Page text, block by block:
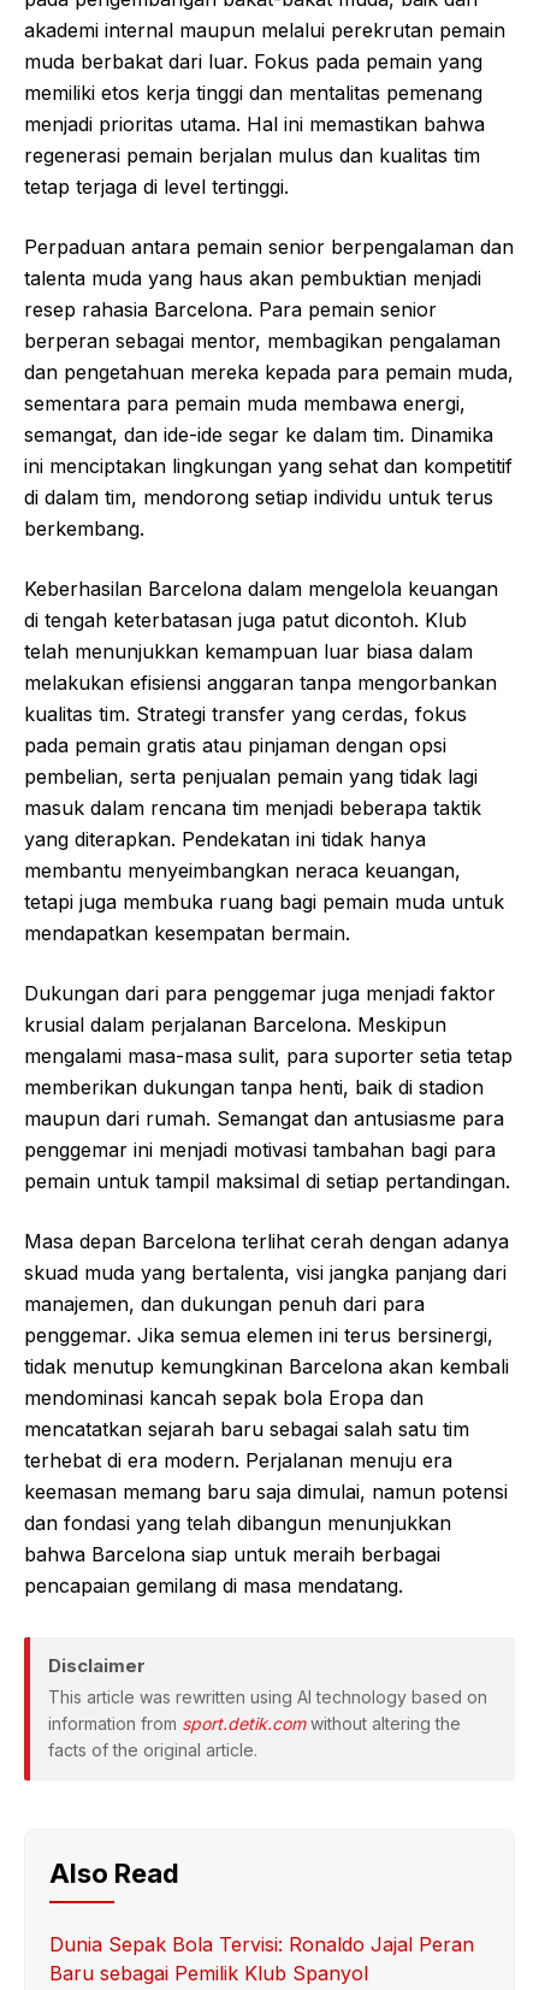
akademi internal maupun melalui perekrutan pemain
muda berbakat dari luar. Fokus pada pemain yang
memiliki etos kerja tinggi dan mentalitas pemenang
menjadi prioritas utama. Hal ini memastikan bahwa
regenerasi pemain berjalan mulus dan kualitas tim
tetap terjaga di level tertinggi.
Perpaduan antara pemain senior berpengalaman dan
talenta muda yang haus akan pembuktian menjadi
resep rahasia Barcelona. Para pemain senior
berperan sebagai mentor, membagikan pengalaman
dan pengetahuan mereka kepada para pemain muda,
sementara para pemain muda membawa energi,
semangat, dan ide-ide segar ke dalam tim. Dinamika
ini menciptakan lingkungan yang sehat dan kompetitif
di dalam tim, mendorong setiap individu untuk terus
berkembang.
Keberhasilan Barcelona dalam mengelola keuangan
di tengah keterbatasan juga patut dicontoh. Klub
telah menunjukkan kemampuan luar biasa dalam
melakukan efisiensi anggaran tanpa mengorbankan
kualitas tim. Strategi transfer yang cerdas, fokus
pada pemain gratis atau pinjaman dengan opsi
pembelian, serta penjualan pemain yang tidak lagi
masuk dalam rencana tim menjadi beberapa taktik
yang diterapkan. Pendekatan ini tidak hanya
membantu menyeimbangkan neraca keuangan,
tetapi juga membuka ruang bagi pemain muda untuk
mendapatkan kesempatan bermain.
Dukungan dari para penggemar juga menjadi faktor
krusial dalam perjalanan Barcelona. Meskipun
mengalami masa-masa sulit, para suporter setia tetap
memberikan dukungan tanpa henti, baik di stadion
maupun dari rumah. Semangat dan antusiasme para
penggemar ini menjadi motivasi tambahan bagi para
pemain untuk tampil maksimal di setiap pertandingan.
Masa depan Barcelona terlihat cerah dengan adanya
skuad muda yang bertalenta, visi jangka panjang dari
manajemen, dan dukungan penuh dari para
penggemar. Jika semua elemen ini terus bersinergi,
tidak menutup kemungkinan Barcelona akan kembali
mendominasi kancah sepak bola Eropa dan
mencatatkan sejarah baru sebagai salah satu tim
terhebat di era modern. Perjalanan menuju era
keemasan memang baru saja dimulai, namun potensi
dan fondasi yang telah dibangun menunjukkan
bahwa Barcelona siap untuk meraih berbagai
pencapaian gemilang di masa mendatang.
Disclaimer
This article was rewritten using AI technology based on
information from sport.detik.comwithout altering the
facts of the original article.
Also Read
Dunia Sepak Bola Tervisi: Ronaldo Jajal Peran
Baru sebagai Pemilik Klub Spanyol